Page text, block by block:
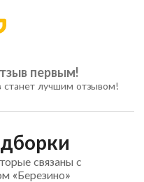
первым!
лучшим отзывом!
связаны с
«Березино»